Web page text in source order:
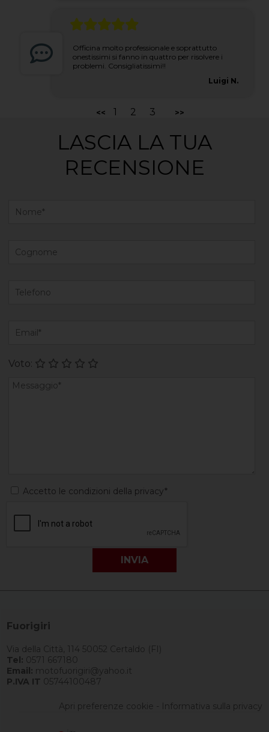
Officina molto professionale e soprattutto
onestissimi si fanno in quattro per risolvere i
problemi. Consigliatissimi!!
Luigi N.
<< 1 2 3 >>
LASCIA LA TUA
RECENSIONE
Voto:
Accetto le condizioni della privacy*
Fuorigiri
Via della Città, 114 50052 Certaldo (FI)
Tel: 0571 667180
Email: motofuorigiri@yahoo.it
P.IVA IT 05744100487
Apri preferenze cookie - Informativa sulla privacy